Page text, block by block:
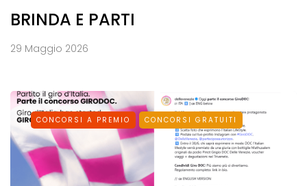
BRINDA E PARTI
29 Maggio 2026
CONCORSI A PREMIO CONCORSI GRATUITI